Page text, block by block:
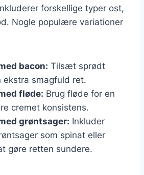
forskellige typer ost,
Nogle populære variationer
bacon: Tilsæt sprødt
ekstra smagfuld ret.
fløde: Brug fløde for en
cremet konsistens.
grøntsager: Inkluder
som spinat eller
gøre retten sundere.